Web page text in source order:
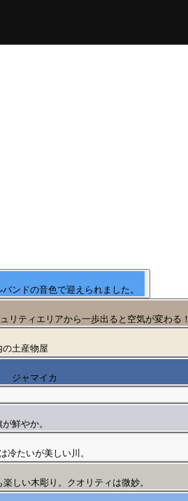
ンドの音色で迎えられました。
リティエリアから一歩出ると空気が変わる！
の土産物屋
ジャマイカ
鮮やか。
冷たいが美しい川。
しい木彫り。クオリティは微妙。